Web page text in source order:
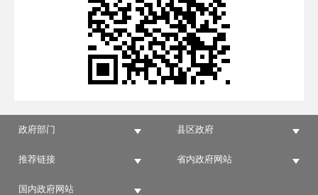
政府部门 县区政府
推荐链接 省内政府网站
国内政府网站